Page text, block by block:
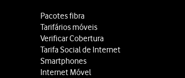
Pacotes fibra
Tarifários móveis
Verificar Cobertura
Tarifa Social de Internet
Smartphones
Internet Móvel